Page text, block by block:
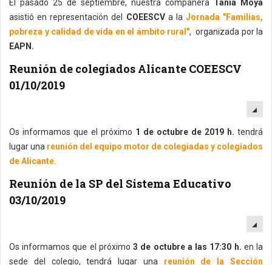
El pasado 25 de septiembre, nuestra compañera Tania Moya
asistió en representación del COEESCVa la Jornada "Familias,
pobreza y calidad de vida en el ámbito rural", organizada por la
EAPN.
Reunión de colegiados Alicante COEESCV
01/10/2019
Os informamos que el próximo 1 de octubre de 2019 h. tendrá
lugar una reunión del equipo motor de colegiadas y colegiados
de Alicante.
Reunión de la SP del Sistema Educativo
03/10/2019
Os informamos que el próximo 3 de octubre a las 17:30 h. en la
sede del colegio, tendrá lugar una reunión de la Sección